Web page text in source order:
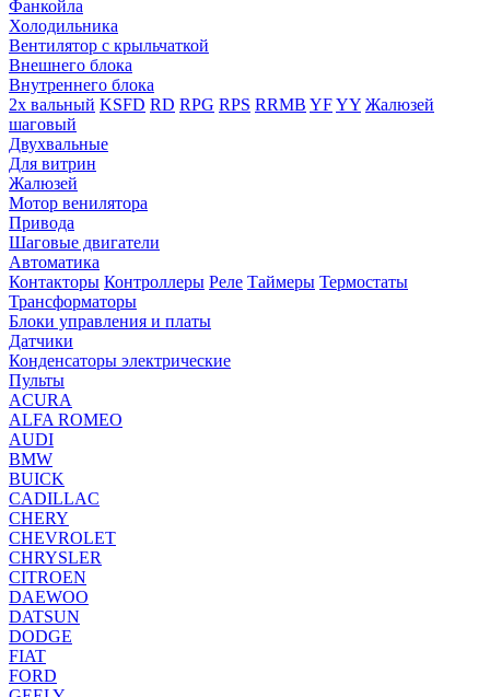
Фанкойла
Холодильника
Вентилятор с крыльчаткой
Внешнего блока
Внутреннего блока
2х вальный KSFD RD RPG RPS RRMB YFYY Жалюзей
шаговый
Двухвальные
Для витрин
Жалюзей
Мотор венилятора
Привода
Шаговые двигатели
Автоматика
Контакторы Контроллеры Реле Таймеры Термостаты
Трансформаторы
Блоки управления и платы
Датчики
Конденсаторы электрические
Пульты
ACURA
ALFA ROMEO
AUDI
BMW
BUICK
CADILLAC
CHERY
CHEVROLET
CHRYSLER
CITROEN
DAEWOO
DATSUN
DODGE
FIAT
FORD